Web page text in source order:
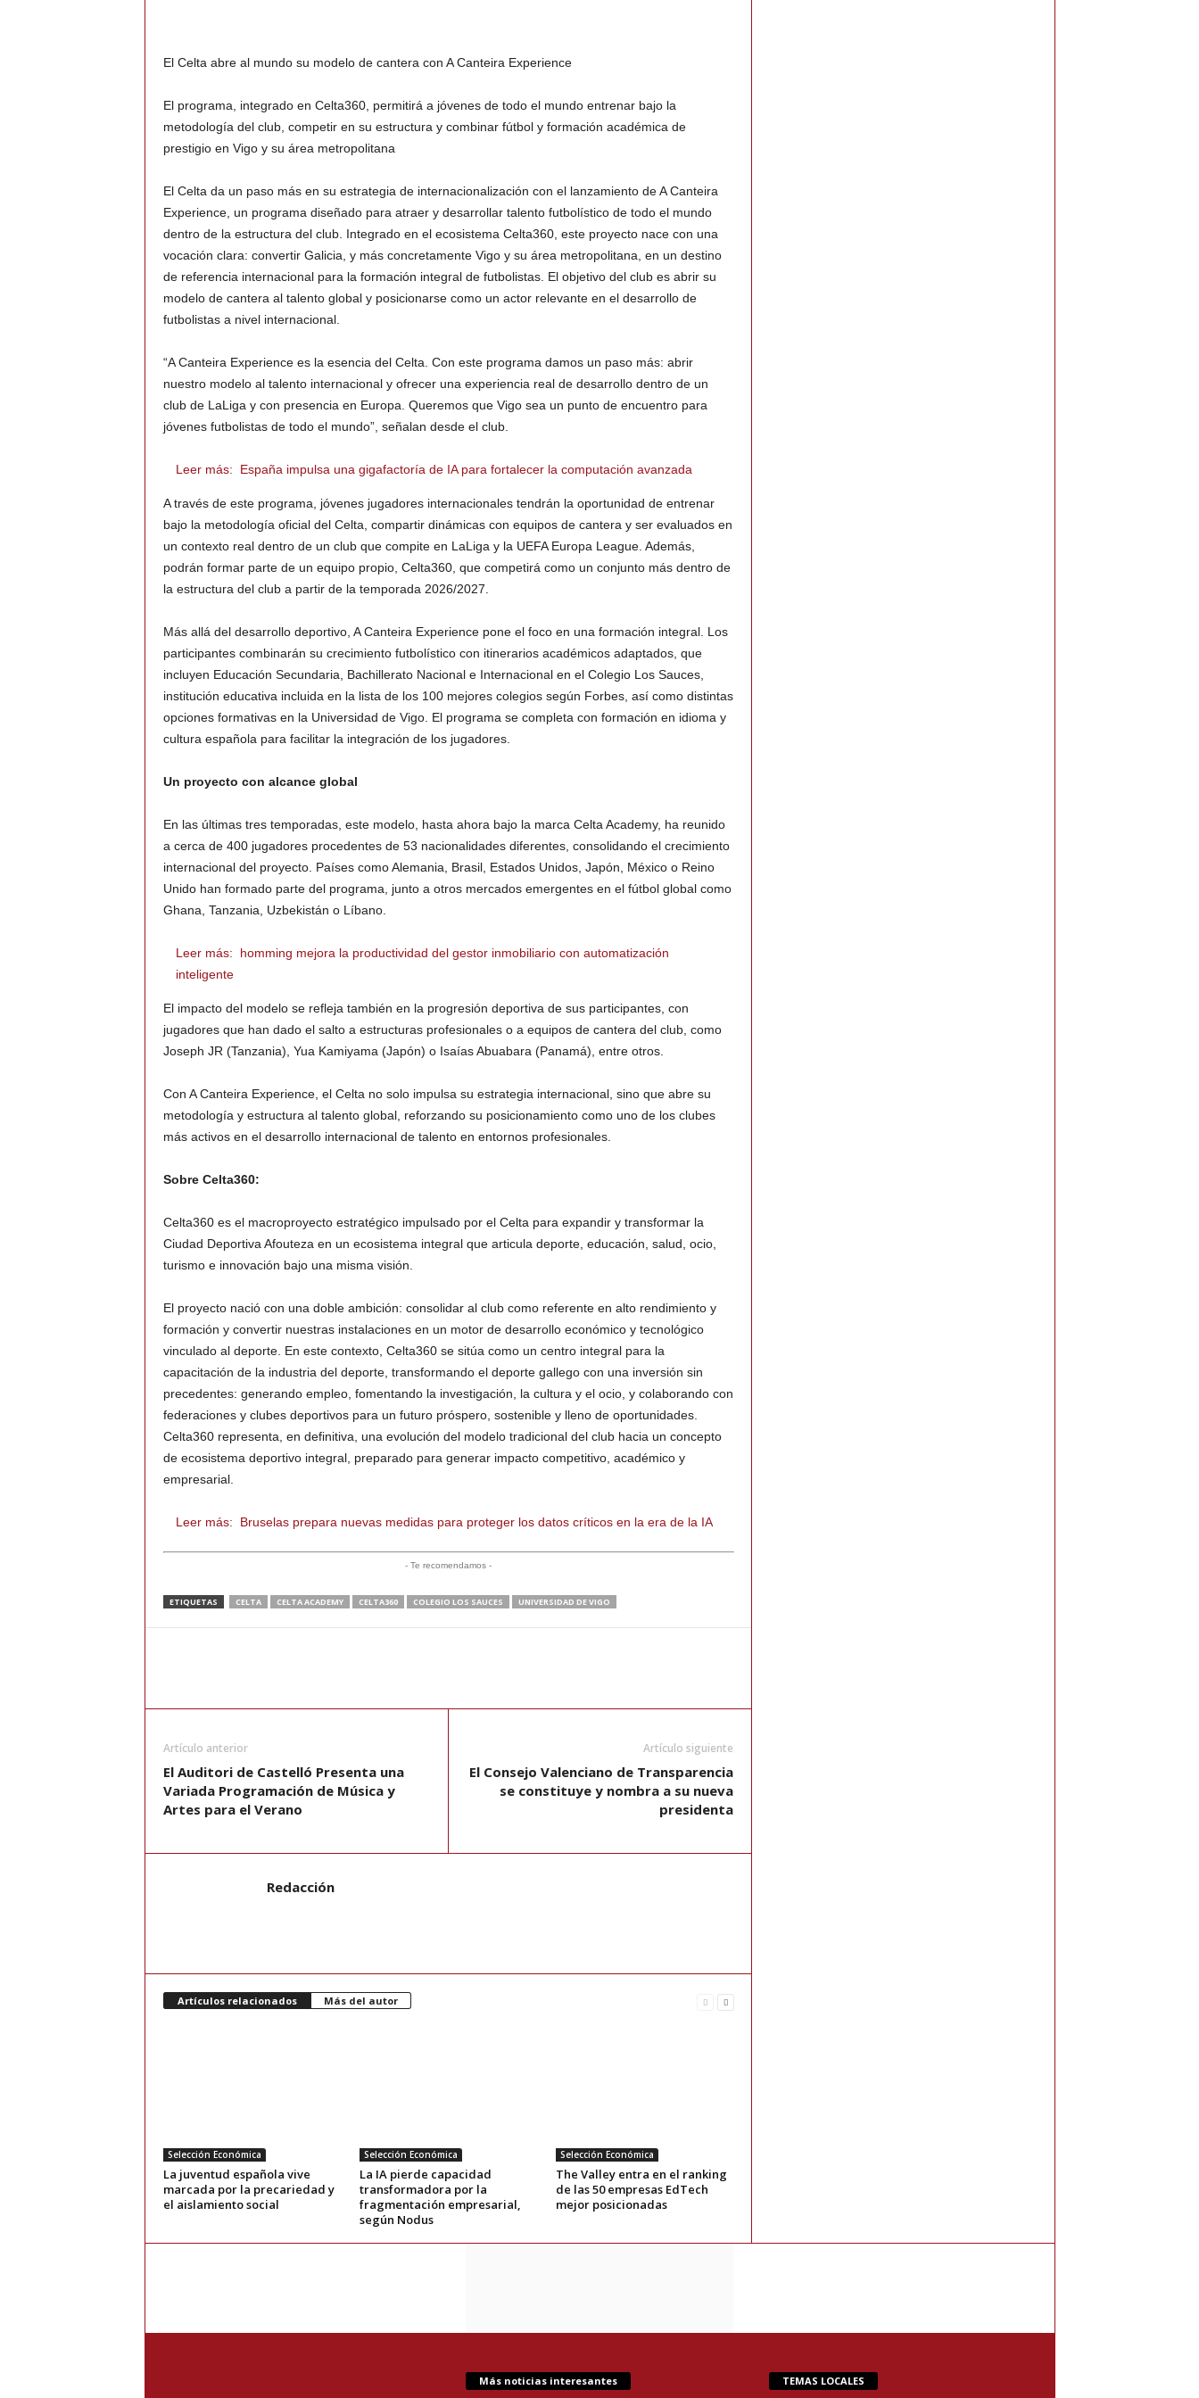
El Celta abre al mundo su modelo de cantera con A Canteira Experience
El programa, integrado en Celta360, permitirá a jóvenes de todo el mundo entrenar bajo la
metodología del club, competir en su estructura y combinar fútbol y formación académica de
prestigio en Vigo y su área metropolitana
El Celta da un paso más en su estrategia de internacionalización con el lanzamiento de A Canteira
Experience, un programa diseñado para atraer y desarrollar talento futbolístico de todo el mundo
dentro de la estructura del club. Integrado en el ecosistema Celta360, este proyecto nace con una
vocación clara: convertir Galicia, y más concretamente Vigo y su área metropolitana, en un destino
de referencia internacional para la formación integral de futbolistas. El objetivo del club es abrir su
modelo de cantera al talento global y posicionarse como un actor relevante en el desarrollo de
futbolistas a nivel internacional.
“A Canteira Experience es la esencia del Celta. Con este programa damos un paso más: abrir
nuestro modelo al talento internacional y ofrecer una experiencia real de desarrollo dentro de un
club de LaLiga y con presencia en Europa. Queremos que Vigo sea un punto de encuentro para
jóvenes futbolistas de todo el mundo”, señalan desde el club.
Leer más: España impulsa una gigafactoría de IA para fortalecer la computación avanzada
A través de este programa, jóvenes jugadores internacionales tendrán la oportunidad de entrenar
bajo la metodología oficial del Celta, compartir dinámicas con equipos de cantera y ser evaluados en
un contexto real dentro de un club que compite en LaLiga y la UEFA Europa League. Además,
podrán formar parte de un equipo propio, Celta360, que competirá como un conjunto más dentro de
la estructura del club a partir de la temporada 2026/2027.
Más allá del desarrollo deportivo, A Canteira Experience pone el foco en una formación integral. Los
participantes combinarán su crecimiento futbolístico con itinerarios académicos adaptados, que
incluyen Educación Secundaria, Bachillerato Nacional e Internacional en el Colegio Los Sauces,
institución educativa incluida en la lista de los 100 mejores colegios según Forbes, así como distintas
opciones formativas en la Universidad de Vigo. El programa se completa con formación en idioma y
cultura española para facilitar la integración de los jugadores.
Un proyecto con alcance global
En las últimas tres temporadas, este modelo, hasta ahora bajo la marca Celta Academy, ha reunido
a cerca de 400 jugadores procedentes de 53 nacionalidades diferentes, consolidando el crecimiento
internacional del proyecto. Países como Alemania, Brasil, Estados Unidos, Japón, México o Reino
Unido han formado parte del programa, junto a otros mercados emergentes en el fútbol global como
Ghana, Tanzania, Uzbekistán o Líbano.
Leer más:
homming mejora la productividad del gestor inmobiliario con automatización
inteligente
El impacto del modelo se refleja también en la progresión deportiva de sus participantes, con
jugadores que han dado el salto a estructuras profesionales o a equipos de cantera del club, como
Joseph JR (Tanzania), Yua Kamiyama (Japón) o Isaías Abuabara (Panamá), entre otros.
Con A Canteira Experience, el Celta no solo impulsa su estrategia internacional, sino que abre su
metodología y estructura al talento global, reforzando su posicionamiento como uno de los clubes
más activos en el desarrollo internacional de talento en entornos profesionales.
Sobre Celta360:
Celta360 es el macroproyecto estratégico impulsado por el Celta para expandir y transformar la
Ciudad Deportiva Afouteza en un ecosistema integral que articula deporte, educación, salud, ocio,
turismo e innovación bajo una misma visión.
El proyecto nació con una doble ambición: consolidar al club como referente en alto rendimiento y
formación y convertir nuestras instalaciones en un motor de desarrollo económico y tecnológico
vinculado al deporte. En este contexto, Celta360 se sitúa como un centro integral para la
capacitación de la industria del deporte, transformando el deporte gallego con una inversión sin
precedentes: generando empleo, fomentando la investigación, la cultura y el ocio, y colaborando con
federaciones y clubes deportivos para un futuro próspero, sostenible y lleno de oportunidades.
Celta360 representa, en definitiva, una evolución del modelo tradicional del club hacia un concepto
de ecosistema deportivo integral, preparado para generar impacto competitivo, académico y
empresarial.
Leer más: Bruselas prepara nuevas medidas para proteger los datos críticos en la era de la IA
- Te recomendamos -
ETIQUETAS CELTA CELTA ACADEMY CELTA360 COLEGIO LOS SAUCES UNIVERSIDAD DE VIGO
Artículo anterior
El Auditori de Castelló Presenta una
Variada Programación de Música y
Artes para el Verano
Artículo siguiente
El Consejo Valenciano de Transparencia
se constituye y nombra a su nueva
presidenta
Redacción
Artículos relacionados Más del autor
Selección Económica
La juventud española vive
marcada por la precariedad y
el aislamiento social
Selección Económica
La IA pierde capacidad
transformadora por la
fragmentación empresarial,
según Nodus
Selección Económica
The Valley entra en el ranking
de las 50 empresas EdTech
mejor posicionadas
Más noticias interesantes TEMAS LOCALES